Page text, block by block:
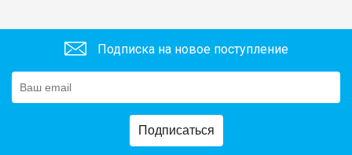
Подписка на новое поступление
Подписаться